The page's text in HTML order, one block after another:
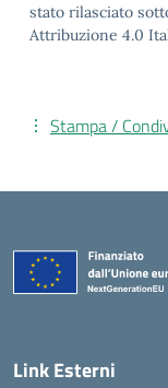
stato rilasciato
Attribuzione 4.0
Stampa /
Link Esterni